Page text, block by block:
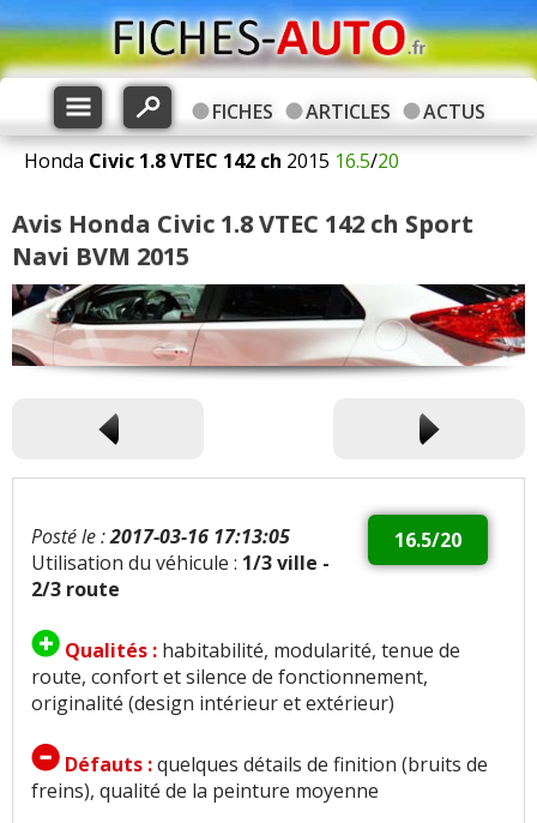
FICHES ARTICLES
ACTUS
Honda Civic 1.8 VTEC 142 ch 2015 16.5/20
Avis Honda Civic 1.8 VTEC 142 ch Sport
Navi BVM 2015
16.5/20
Posté le :2017-03-16 17:13:05
Utilisation du véhicule : 1/3 ville -
2/3 route
Qualités : habitabilité, modularité, tenue de
route, confort et silence de fonctionnement,
originalité (design intérieur et extérieur)
Défauts :quelques détails de finition (bruits de
freins), qualité de la peinture moyenne